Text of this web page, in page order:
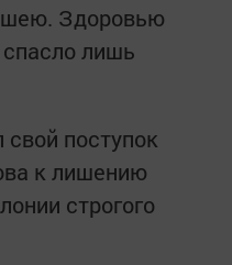
шею. Здоровью
лишь
поступок
к лишению
строгого